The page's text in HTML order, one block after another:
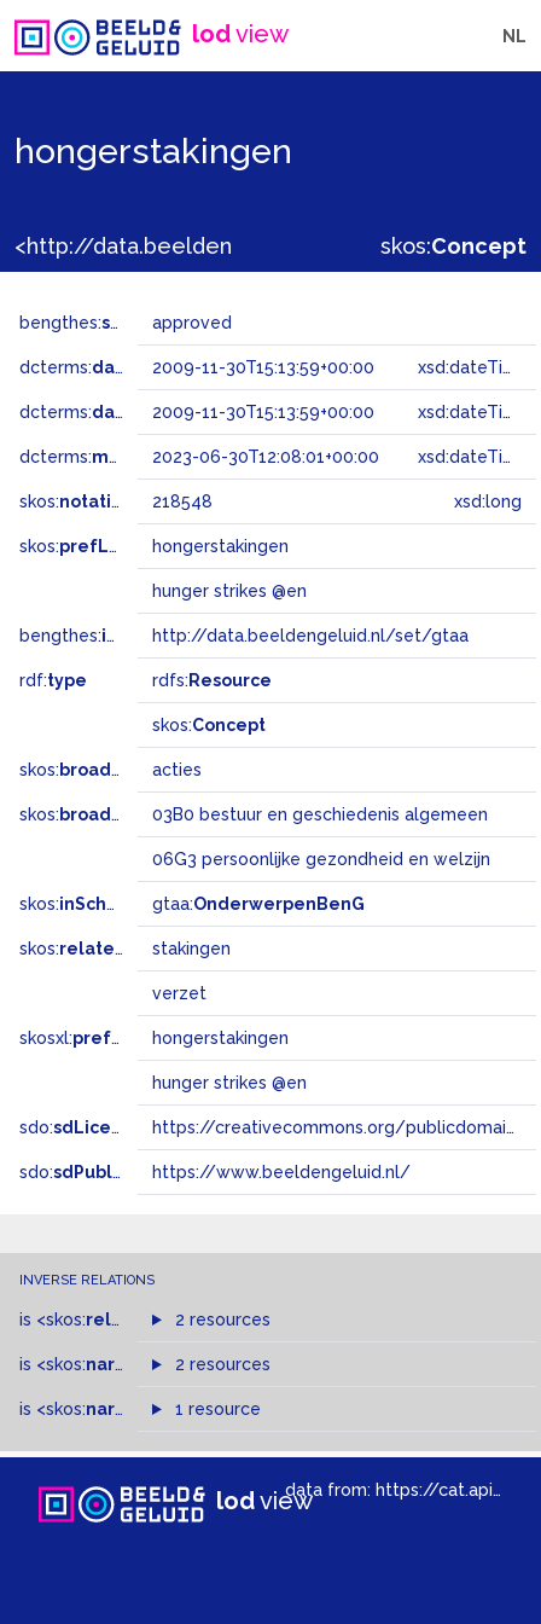
lodview NL
hongerstakingen
skos:Concept
bengthes:status approved
dcterms:dateAccepted 2009-11-30T15:13:59+00:00 xsd:dateTime
dcterms:dateSubmitted 2009-11-30T15:13:59+00:00 xsd:dateTime
dcterms:modified 2023-06-30T12:08:01+00:00 xsd:dateTime
skos:notation 218548 xsd:long
skos:prefLabel hongerstakingen
hunger strikes @en
bengthes:inSet http://data.beeldengeluid.nl/set/gtaa
rdf:type rdfs: Resource
skos:Concept
skos: broader acties
skos: broadMatch 03B0 bestuur en geschiedenis algemeen
06G3 persoonlijke gezondheid en welzijn
skos:inScheme gtaa:OnderwerpenBenG
skos:related stakingen
verzet
skosxl:prefLabel hongerstakingen
hunger strikes @en
sdo:sdLicense https://creativecommons.org/publicdomain/zero/1.0/
sdo:sdPublisher https://www.beeldengeluid.nl/
INVERSE RELATIONS
is <skos:related > of2 resources
is <skos:narrowMatch >of
2 resources
is <skos:narrower >of
1 resource
lodviewdata from: https://cat.apis.beeldengeluid.nl/sparql